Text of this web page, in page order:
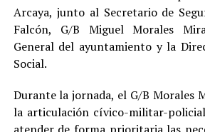
Arcaya, junto al Secretario de
Falcón, G/B Miguel Morales
General del ayuntamiento y la
Social.
Durante la jornada, el G/B Morales
la articulación cívico-militar-